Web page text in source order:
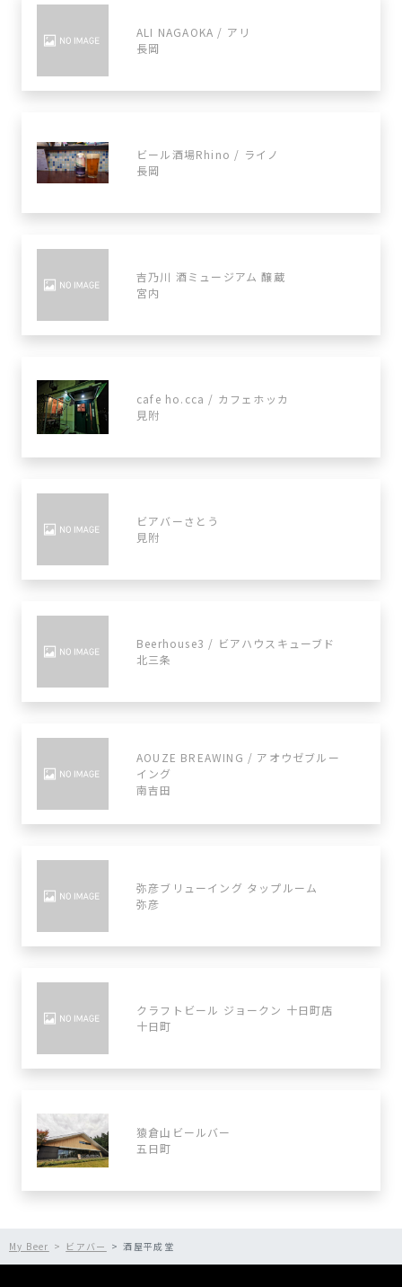
ALI NAGAOKA / アリ
長岡
ビール酒場Rhino / ライノ
長岡
吉乃川 酒ミュージアム 醸蔵
宮内
cafe ho.cca / カフェホッカ
見附
ビアバーさとう
見附
Beerhouse3 / ビアハウスキューブド
北三条
AOUZE BREAWING / アオウゼブルー
イング
南吉田
弥彦ブリューイング タップルーム
弥彦
クラフトビール ジョークン 十日町店
十日町
猿倉山ビールバー
五日町
My Beer ビアバー 酒屋平成堂